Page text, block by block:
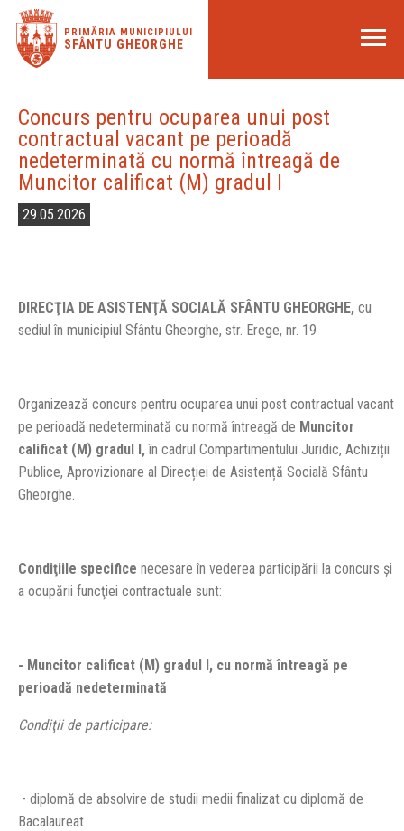
PRIMĂRIA MUNICIPIULUI
SFÂNTU GHEORGHE
Concurs pentru ocuparea unui post
contractual vacant pe perioadă
nedeterminată cu normă întreagă de
Muncitor calificat (M) gradul I
29.05.2026
DIRECŢIA DE ASISTENŢĂ SOCIALĂ SFÂNTU GHEORGHE, cu
sediul în municipiul Sfântu Gheorghe, str. Erege, nr. 19
Organizează concurs pentru ocuparea unui post contractual vacant
pe perioadă nedeterminată cu normă întreagă de Muncitor
calificat (M) gradul I,în cadrul Compartimentului Juridic, Achiziții
Publice, Aprovizionare al Direcției de Asistență Socială Sfântu
Gheorghe.
Condiţiile specifice necesare în vederea participării la concurs şi
a ocupării funcţiei contractuale sunt:
- Muncitor calificat (M) gradul I, cu normă întreagă pe
perioadă nedeterminată
Condiţii de participare:
- diplomă de absolvire de studii medii finalizat cu diplomă de
Bacalaureat